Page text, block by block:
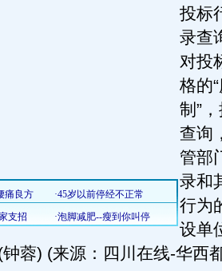
投标
录查
对投
格的
制”
查询
管部
录和
行为
设单
蓉) (来源：四川在线-华西